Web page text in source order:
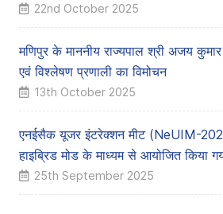
22nd October 2025
मणिपुर के माननीय राज्यपाल श्री अजय कुमार
एवं विश्लेषण प्रणाली का विमोचन
13th October 2025
एनईसैक यूजर इंटरेक्शन मीट (NeUIM-
हाइब्रिड मोड के माध्यम से आयोजित किया
25th September 2025